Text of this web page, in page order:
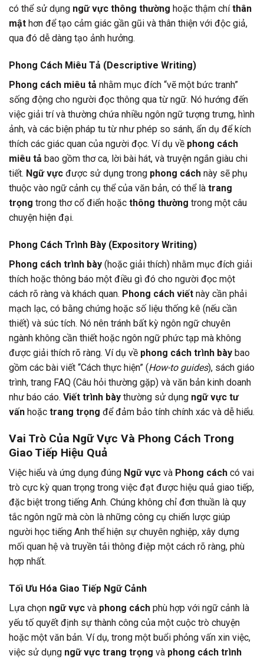
có thể sử dụng ngữ vực thông thường hoặc thậm chíthân
mật hơn để tạo cảm giác gần gũi và thân thiện với độc giả,
qua đó dễ dàng tạo ảnh hưởng.
Phong Cách Miêu Tả (Descriptive Writing)
Phong cách miêu tả nhằm mục đích “vẽ một bức tranh”
sống động cho người đọc thông qua từ ngữ. Nó hướng đến
việc giải trí và thường chứa nhiều ngôn ngữ tượng trưng, hình
ảnh, và các biện pháp tu từ như phép so sánh, ẩn dụ để kích
thích các giác quan của người đọc. Ví dụ về phong cách
miêu tả bao gồm thơ ca, lời bài hát, và truyện ngắn giàu chi
tiết. Ngữ vực được sử dụng trong phong cách này sẽ phụ
thuộc vào ngữ cảnh cụ thể của văn bản, có thể là trang
trọng trong thơ cổ điển hoặc thông thường trong một câu
chuyện hiện đại.
Phong Cách Trình Bày (Expository Writing)
Phong cách trình bày (hoặc giải thích) nhằm mục đích giải
thích hoặc thông báo một điều gì đó cho người đọc một
cách rõ ràng và khách quan. Phong cách viết này cần phải
mạch lạc, có bằng chứng hoặc số liệu thống kê (nếu cần
thiết) và súc tích. Nó nên tránh bất kỳ ngôn ngữ chuyên
ngành không cần thiết hoặc ngôn ngữ phức tạp mà không
được giải thích rõ ràng. Ví dụ về phong cách trình bày bao
gồm các bài viết “Cách thực hiện” (How-to guides), sách giáo
trình, trang FAQ (Câu hỏi thường gặp) và văn bản kinh doanh
như báo cáo. Viết trình bày thường sử dụng ngữ vực tư
vấn hoặc trang trọng để đảm bảo tính chính xác và dễ hiểu.
Vai Trò Của Ngữ Vực Và Phong Cách Trong
Giao Tiếp Hiệu Quả
Việc hiểu và ứng dụng đúng Ngữ vực và Phong cách có vai
trò cực kỳ quan trọng trong việc đạt được hiệu quả giao tiếp,
đặc biệt trong tiếng Anh. Chúng không chỉ đơn thuần là quy
tắc ngôn ngữ mà còn là những công cụ chiến lược giúp
người học tiếng Anh thể hiện sự chuyên nghiệp, xây dựng
mối quan hệ và truyền tải thông điệp một cách rõ ràng, phù
hợp nhất.
Tối Ưu Hóa Giao Tiếp Ngữ Cảnh
Lựa chọn ngữ vực và phong cách phù hợp với ngữ cảnh là
yếu tố quyết định sự thành công của một cuộc trò chuyện
hoặc một văn bản. Ví dụ, trong một buổi phỏng vấn xin việc,
việc sử dụng ngữ vực trang trọng và phong cách trình